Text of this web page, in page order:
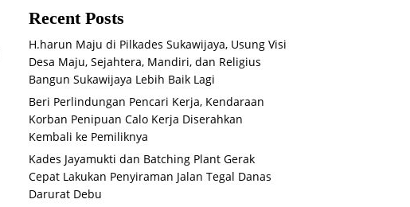
Recent Posts
H.harun Maju di Pilkades Sukawijaya, Usung Visi
Desa Maju, Sejahtera, Mandiri, dan Religius
Bangun Sukawijaya Lebih Baik Lagi
Beri Perlindungan Pencari Kerja, Kendaraan
Korban Penipuan Calo Kerja Diserahkan
Kembali ke Pemiliknya
Kades Jayamukti dan Batching Plant Gerak
Cepat Lakukan Penyiraman Jalan Tegal Danas
Darurat Debu